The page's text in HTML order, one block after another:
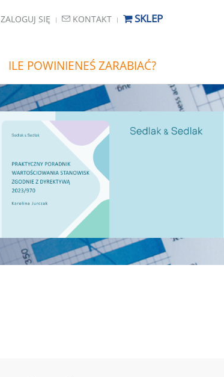
ZALOGUJ SIĘ KONTAKT SKLEP
ILE POWINIENEŚ ZARABIAĆ?